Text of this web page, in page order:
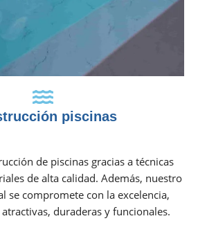
piscinas
de piscinas gracias a técnicas
de alta calidad. Además, nuestro
se compromete con la excelencia,
duraderas y funcionales.